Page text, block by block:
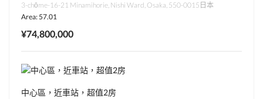
3-chōme-16-21 Minamihorie, Nishi Ward, Osaka, 550-0015日本
Area: 57.01
¥74,800,000
中心區，近車站，超值2房